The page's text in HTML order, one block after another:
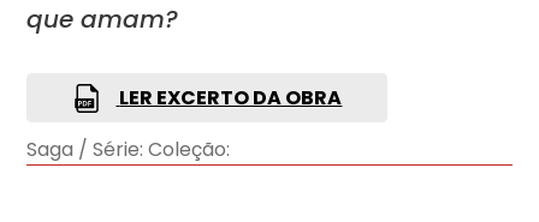
que amam?
LER EXCERTO DA OBRA
Saga / Série: Coleção: